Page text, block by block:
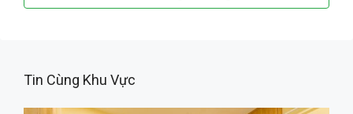
Tin Cùng Khu Vực